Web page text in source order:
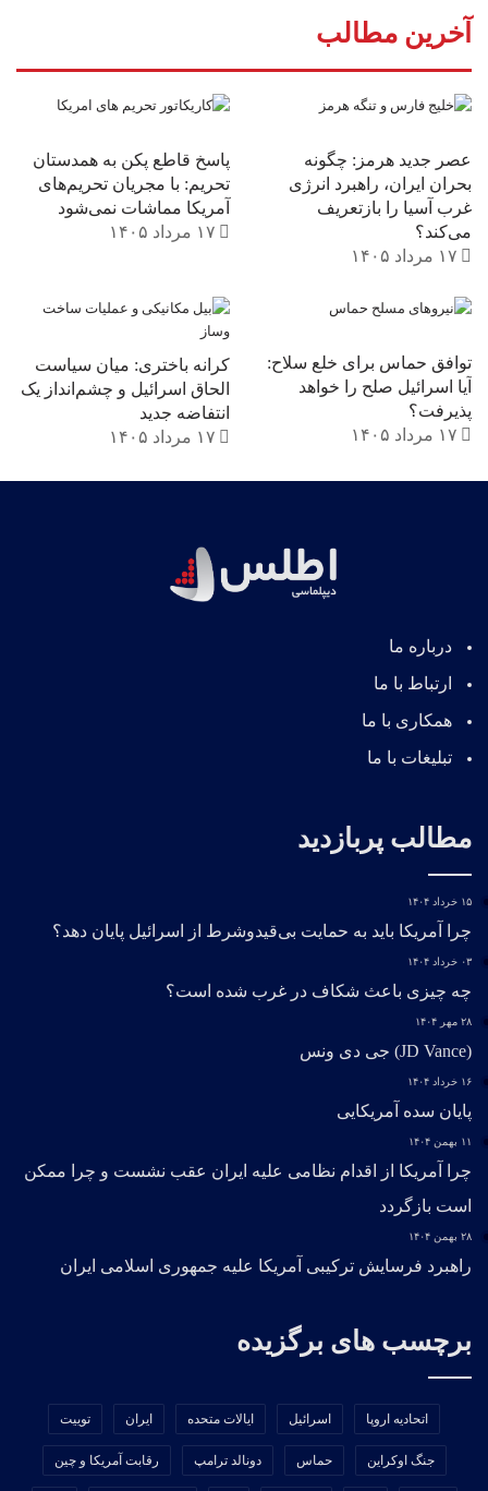
آخرین مطالب
عصر جدید هرمز: چگونه
بحران ایران، راهبرد انرژی
غرب آسیا را بازتعریف
می‌کند؟
۱۷ مرداد ۱۴۰۵
پاسخ قاطع پکن به همدستان
تحریم: با مجریان تحریم‌های
آمریکا مماشات نمی‌شود
۱۷ مرداد ۱۴۰۵
توافق حماس برای خلع سلاح:
آیا اسرائیل صلح را خواهد
پذیرفت؟
۱۷ مرداد ۱۴۰۵
کرانه باختری: میان سیاست
الحاق اسرائیل و چشم‌انداز یک
انتفاضه جدید
۱۷ مرداد ۱۴۰۵
درباره ما
ارتباط با ما
همکاری با ما
تبلیغات با ما
مطالب پربازدید
۱۵ خرداد ۱۴۰۴
چرا آمریکا باید به حمایت بی‌قیدوشرط از اسرائیل پایان دهد؟
۰۳ خرداد ۱۴۰۴
چه چیزی باعث شکاف در غرب شده است؟
۲۸ مهر ۱۴۰۴
(JD Vance) جی دی ونس
۱۶ خرداد ۱۴۰۴
پایان سده آمریکایی
۱۱ بهمن ۱۴۰۴
چرا آمریکا از اقدام نظامی علیه ایران عقب نشست و چرا ممکن
است بازگردد
۲۸ بهمن ۱۴۰۴
راهبرد فرسایش ترکیبی آمریکا علیه جمهوری اسلامی ایران
برچسب های برگزیده
اتحادیه اروپا اسرائیل ایالات متحده ایران توییت
جنگ اوکراین حماس دونالد ترامپ رقابت آمریکا و چین